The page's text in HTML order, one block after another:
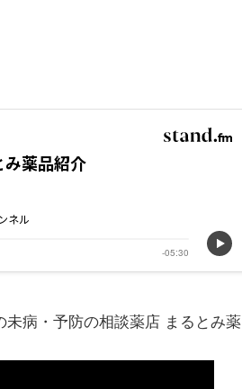
未病・予防の相談薬店 まるとみ薬